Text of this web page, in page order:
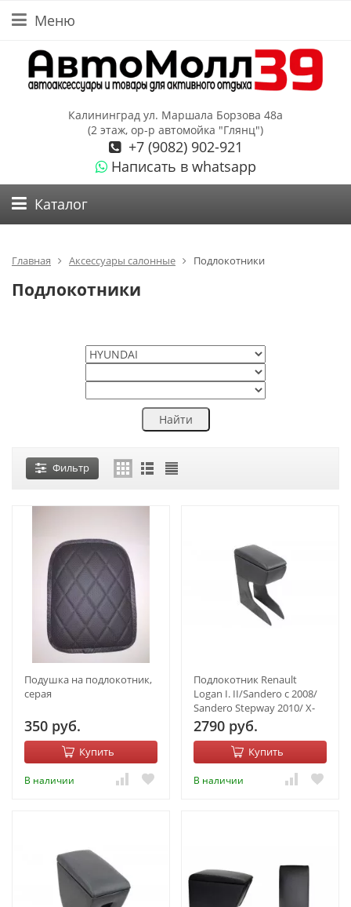
Меню
Калининград ул. Маршала Борзова 48а
(2 этаж, ор-р автомойка "Глянц")
+7 (9082) 902-921
Написать в whatsapp
Каталог
Главная Аксессуары салонные Подлокотники
Подлокотники
Фильтр
Подушка на подлокотник,
серая
350 руб.
Купить
В наличии
Подлокотник Renault
Logan I. II/Sandero с 2008/
Sandero Stepway 2010/ X-
ray /Kaptur/ Golf IV Автопил
2790 руб.
Купить
В наличии